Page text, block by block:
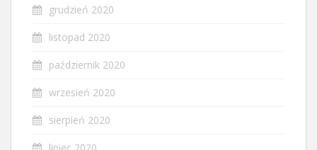
grudzień 2020
listopad 2020
październik 2020
wrzesień 2020
sierpień 2020
lipiec 2020